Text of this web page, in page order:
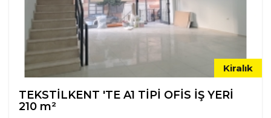
Kiralık
TEKSTİLKENT 'TE A1 TİPİ OFİS İŞ YERİ
210 m²